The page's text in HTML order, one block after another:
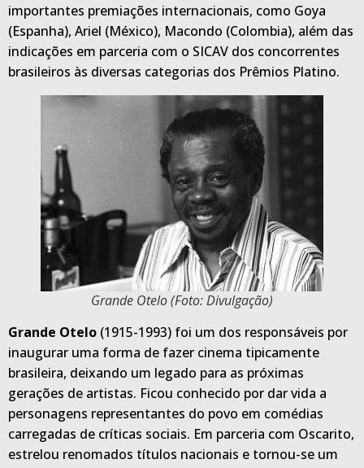
importantes premiações internacionais, como Goya
(Espanha), Ariel (México), Macondo (Colombia), além das
indicações em parceria com o SICAV dos concorrentes
brasileiros às diversas categorias dos Prêmios Platino.
Grande Otelo (Foto: Divulgação)
Grande Otelo (1915-1993) foi um dos responsáveis por
inaugurar uma forma de fazer cinema tipicamente
brasileira, deixando um legado para as próximas
gerações de artistas. Ficou conhecido por dar vida a
personagens representantes do povo em comédias
carregadas de críticas sociais. Em parceria com Oscarito,
estrelou renomados títulos nacionais e tornou-se um